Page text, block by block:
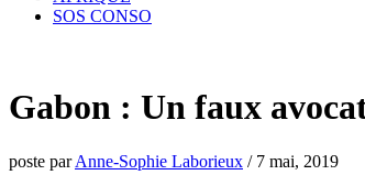
SOS CONSO
Gabon : Un faux
poste parAnne-Sophie Laborieux / 7 mai, 2019